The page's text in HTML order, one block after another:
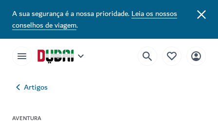
A sua segurança é a nossa prioridade.Leia os nossos
conselhos de viagem.
Artigos
AVENTURA